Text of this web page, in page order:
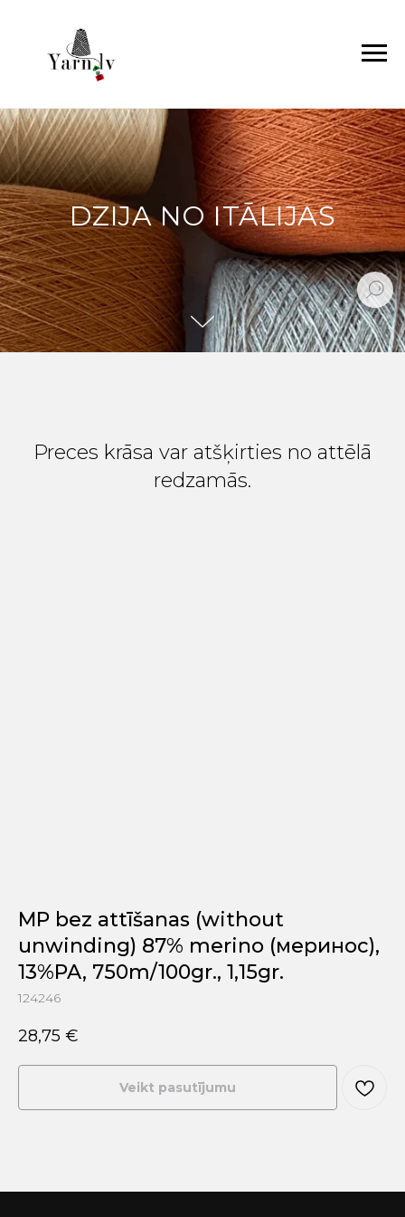
DZIJA NO ITĀLIJAS
Preces krāsa var atšķirties no attēlā
redzamās.
MP bez attīšanas (without
unwinding) 87% merino (меринос),
13%PA, 750m/100gr., 1,15gr.
124246
28,75 €
Veikt pasutījumu